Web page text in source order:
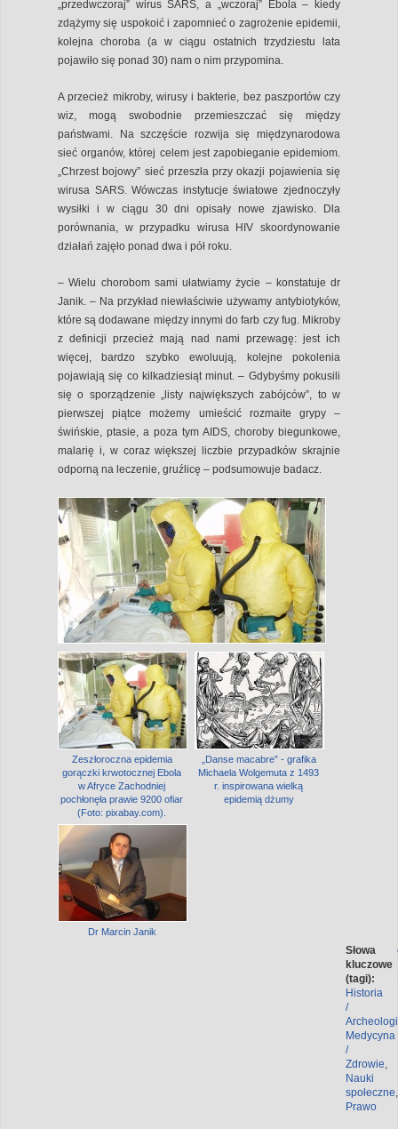
„przedwczoraj” wirus SARS, a „wczoraj” Ebola – kiedy
zdążymy się uspokoić i zapomnieć o zagrożenie epidemii,
kolejna choroba (a w ciągu ostatnich trzydziestu lata
pojawiło się ponad 30) nam o nim przypomina.
A przecież mikroby, wirusy i bakterie, bez paszportów czy
wiz, mogą swobodnie przemieszczać się między
państwami. Na szczęście rozwija się międzynarodowa
sieć organów, której celem jest zapobieganie epidemiom.
„Chrzest bojowy” sieć przeszła przy okazji pojawienia się
wirusa SARS. Wówczas instytucje światowe zjednoczyły
wysiłki i w ciągu 30 dni opisały nowe zjawisko. Dla
porównania, w przypadku wirusa HIV skoordynowanie
działań zajęło ponad dwa i pół roku.
– Wielu chorobom sami ułatwiamy życie – konstatuje dr
Janik. – Na przykład niewłaściwie używamy antybiotyków,
które są dodawane między innymi do farb czy fug. Mikroby
z definicji przecież mają nad nami przewagę: jest ich
więcej, bardzo szybko ewoluują, kolejne pokolenia
pojawiają się co kilkadziesiąt minut. – Gdybyśmy pokusili
się o sporządzenie „listy największych zabójców”, to w
pierwszej piątce możemy umieścić rozmaite grypy –
świńskie, ptasie, a poza tym AIDS, choroby biegunkowe,
malarię i, w coraz większej liczbie przypadków skrajnie
odporną na leczenie, gruźlicę – podsumowuje badacz.
Zeszłoroczna epidemia
gorączki krwotocznej Ebola
w Afryce Zachodniej
pochłonęła prawie 9200 ofiar
(Foto: pixabay.com).
„Danse macabre” - grafika
Michaela Wolgemuta z 1493
r. inspirowana wielką
epidemią dżumy
Dr Marcin Janik
Słowa
kluczowe
(tagi):
Historia
/
Medycyna
/
Zdrowie
Nauki
społeczne
Prawo